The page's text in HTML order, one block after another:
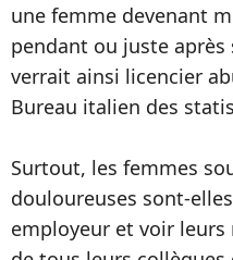
une femme devenant
pendant ou juste après
verrait ainsi licencier
Bureau italien des
Surtout, les femmes
douloureuses sont-
employeur et voir